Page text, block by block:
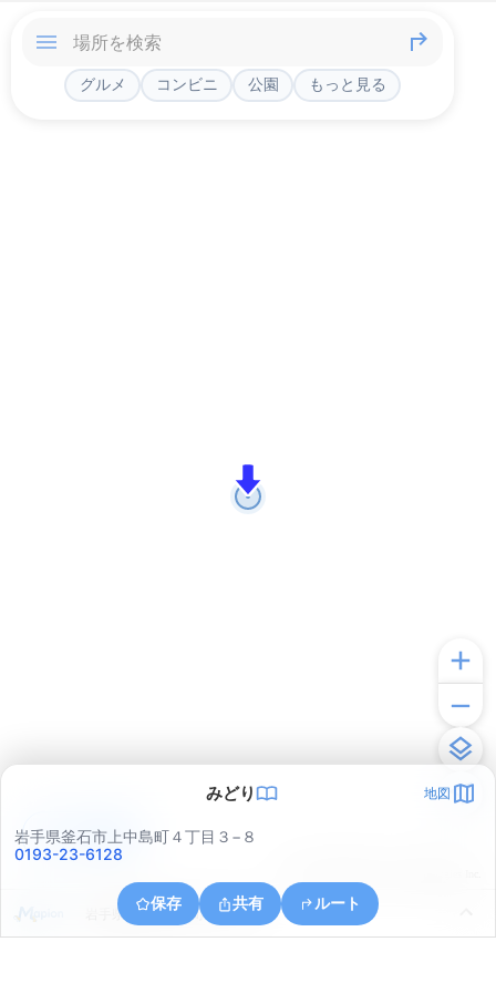
グルメ コンビニ 公園 もっと見る
みどり 地図
岩手県釜石市上中島町４丁目３−８
0193-23-6128
保存 共有 ルート
岩手県釜石市小川町１丁目６
アプリで見る